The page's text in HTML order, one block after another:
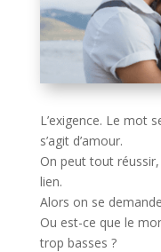
L’exigence. Le mot
s’agit d’amour.
On peut tout
lien.
Alors on se
Ou est-ce que le
trop basses ?